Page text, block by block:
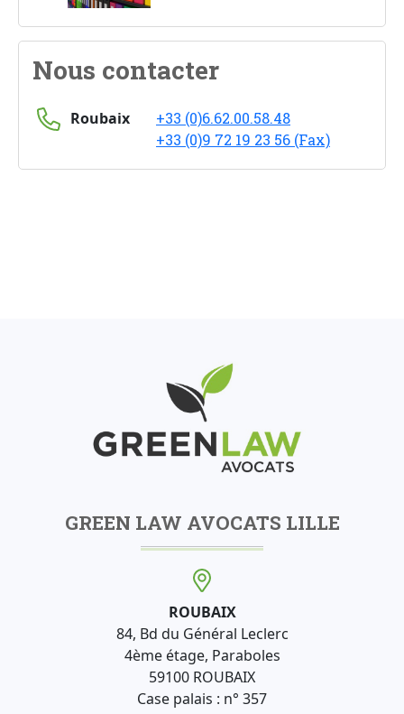
Nous contacter
Roubaix
+33 (0)6.62.00.58.48
+33 (0)9 72 19 23 56 (Fax)
GREEN LAW AVOCATS LILLE
ROUBAIX
84, Bd du Général Leclerc
4ème étage, Paraboles
59100 ROUBAIX
Case palais : n° 357